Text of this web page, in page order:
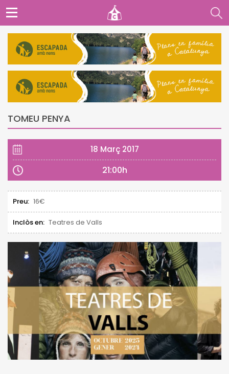
TOMEU PENYA
18 Març 2017
21:00h
Preu: 16€
Inclòs en: Teatres de Valls